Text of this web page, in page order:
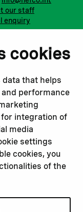
cookies
data that helps
performance
for integration of
media
settings
cookies, you
of the
our staff
enquiry
websites